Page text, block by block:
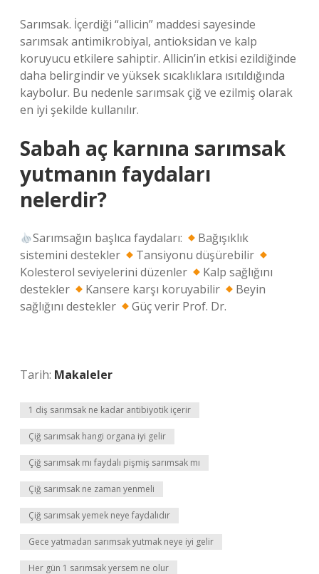
Sarımsak. İçerdiği “allicin” maddesi sayesinde
sarımsak antimikrobiyal, antioksidan ve kalp
koruyucu etkilere sahiptir. Allicin’in etkisi ezildiğinde
daha belirgindir ve yüksek sıcaklıklara ısıtıldığında
kaybolur. Bu nedenle sarımsak çiğ ve ezilmiş olarak
en iyi şekilde kullanılır.
Sabah aç karnına sarımsak
yutmanın faydaları
nelerdir?
Sarımsağın başlıca faydaları:
Bağışıklık
sistemini destekler
Tansiyonu düşürebilir
Kolesterol seviyelerini düzenler
Kalp sağlığını
destekler
Kansere karşı koruyabilir
Beyin
sağlığını destekler
Güç verir Prof. Dr.
Tarih: Makaleler
1 diş sarımsak ne kadar antibiyotik içerir
Çiğ sarımsak hangi organa iyi gelir
Çiğ sarımsak mı faydalı pişmiş sarımsak mı
Çiğ sarımsak ne zaman yenmeli
Çiğ sarımsak yemek neye faydalıdır
Gece yatmadan sarımsak yutmak neye iyi gelir
Her gün 1 sarımsak yersem ne olur